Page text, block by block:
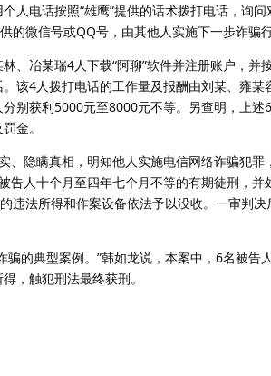
人电话按照“雄鹰”提供的话术拨打电话，询
的微信号或QQ号，由其他人实施下一步诈骗行
冶某瑞4人下载“阿聊”软件并注册账户，并
该4人拨打电话的工作量及报酬由刘某、雍某
别获利5000元至8000元不等。另查明，上述
金。
隐瞒真相，明知他人实施电信网络诈骗犯罪
告人十个月至四年七个月不等的有期徒刑，
违法所得和作案设备依法予以没收。一审判
的典型案例。”韩如龙说，本案中，6名被告
，触犯刑法最终获刑。